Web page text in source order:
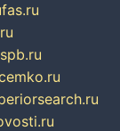
fas.ru